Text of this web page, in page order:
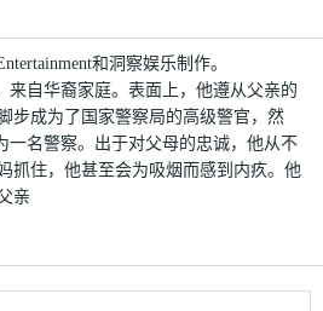
Entertainment和洞察娱乐制作。
来自华裔家庭。表面上，他遵从父亲的
步成为了国家警察局的高级警官，然
一名警察。出于对父母的忠诚，他从不
抓住，他甚至会为吸烟而感到内疚。他
亲